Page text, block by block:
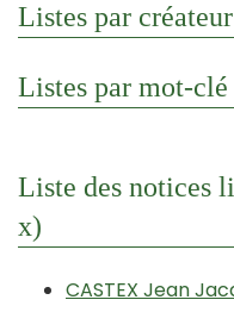
Listes par créateur
Listes par mot-clé
Liste des notices
x)
CASTEX Jean